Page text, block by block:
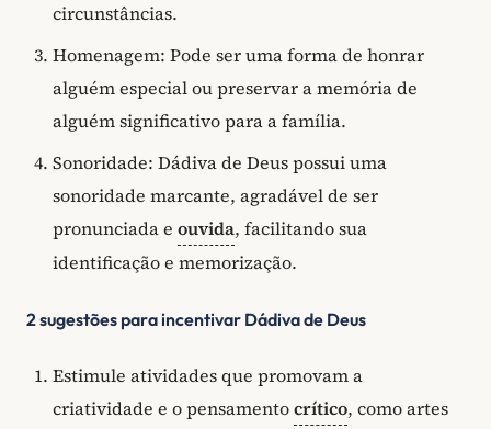
circunstâncias.
Homenagem: Pode ser uma forma de honrar
alguém especial ou preservar a memória de
alguém significativo para a família.
Sonoridade: Dádiva de Deus possui uma
sonoridade marcante, agradável de ser
pronunciada e ouvida, facilitando sua
identificação e memorização.
2 sugestões para incentivar Dádiva de Deus
Estimule atividades que promovam a
criatividade e o pensamentocrítico, como artes